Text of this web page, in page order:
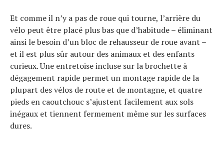
Et comme il n’y a pas de roue qui tourne, l’arrière du
vélo peut être placé plus bas que d’habitude – éliminant
ainsi le besoin d’un bloc de rehausseur de roue avant –
et il est plus sûr autour des animaux et des enfants
curieux. Une entretoise incluse sur la brochette à
dégagement rapide permet un montage rapide de la
plupart des vélos de route et de montagne, et quatre
pieds en caoutchouc s’ajustent facilement aux sols
inégaux et tiennent fermement même sur les surfaces
dures.